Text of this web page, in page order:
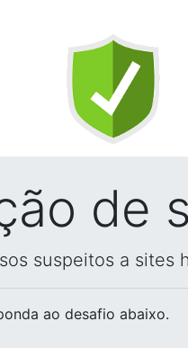
de
suspeitos a sites
ao desafio abaixo.